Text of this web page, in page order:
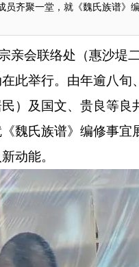
员齐聚一堂，就《魏氏族谱》
亲会联络处（惠沙堤
此举行。由年逾八旬
）及国文、贵良等良
魏氏族谱》编修事宜
动能。